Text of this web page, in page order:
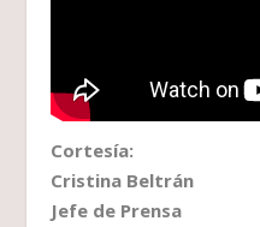
Cortesía:
Cristina Beltrán
Jefe de Prensa